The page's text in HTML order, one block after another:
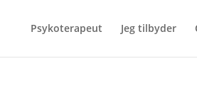
Psykoterapeut Jeg tilbyder